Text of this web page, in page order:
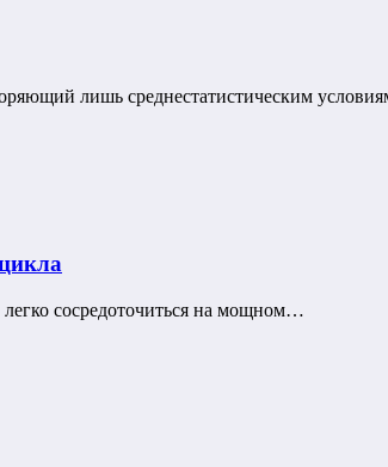
лишь среднестатистическим
сосредоточиться на мощном…